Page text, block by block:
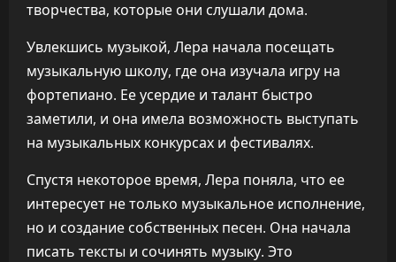
творчества, которые они слушали дома.
Увлекшись музыкой, Лера начала посещать
музыкальную школу, где она изучала игру на
фортепиано. Ее усердие и талант быстро
заметили, и она имела возможность выступать
на музыкальных конкурсах и фестивалях.
Спустя некоторое время, Лера поняла, что ее
интересует не только музыкальное исполнение,
но и создание собственных песен. Она начала
писать тексты и сочинять музыку. Это